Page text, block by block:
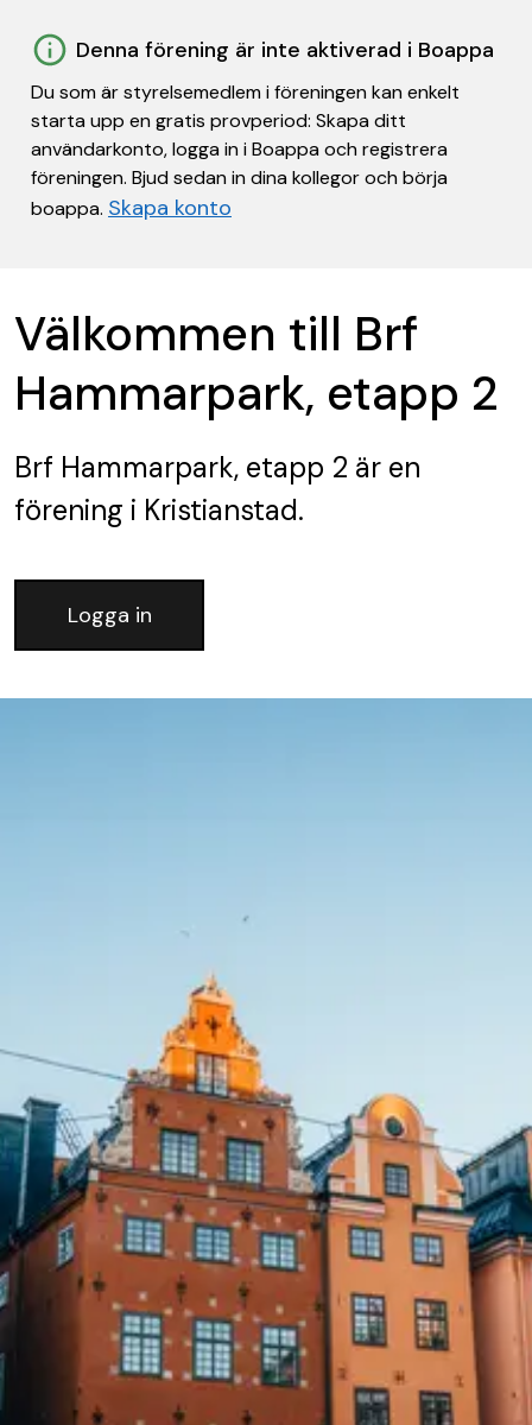
Denna förening är inte aktiverad i Boappa
Du som är styrelsemedlem i föreningen kan enkelt
starta upp en gratis provperiod: Skapa ditt
användarkonto, logga in i Boappa och registrera
föreningen. Bjud sedan in dina kollegor och börja
boappa. Skapa konto
Välkommen till Brf
Hammarpark, etapp 2
Brf Hammarpark, etapp 2 är en
förening i Kristianstad.
Logga in